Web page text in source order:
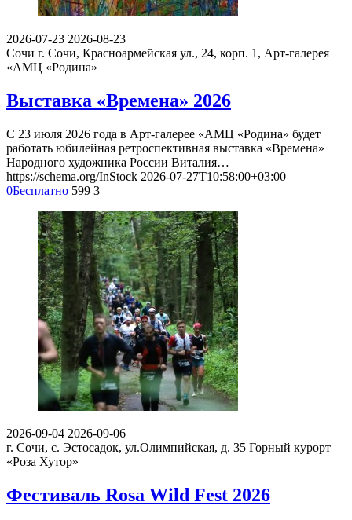
2026-07-23 2026-08-23
Сочи г. Сочи, Красноармейская ул., 24, корп. 1, Арт-галерея
«АМЦ «Родина»
Выставка «Времена» 2026
С 23 июля 2026 года в Арт-галерее «АМЦ «Родина» будет
работать юбилейная ретроспективная выставка «Времена»
Народного художника России Виталия…
https://schema.org/InStock 2026-07-27T10:58:00+03:00
0Бесплатно 599 3
2026-09-04 2026-09-06
г. Сочи, с. Эстосадок, ул.Олимпийская, д. 35 Горный курорт
«Роза Хутор»
Фестиваль Rosa Wild Fest 2026